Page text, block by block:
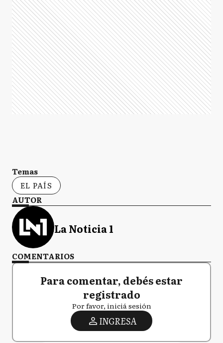
Temas
EL PAÍS
AUTOR
La Noticia 1
COMENTARIOS
Para comentar, debés estar
registrado
Por favor, iniciá sesión
INGRESA